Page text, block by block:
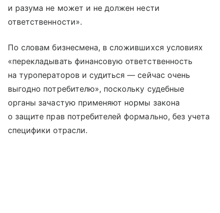
и разума не может и не должен нести
ответственности».
По словам бизнесмена, в сложившихся условиях
«перекладывать финансовую ответственность
на туроператоров и судиться — сейчас очень
выгодно потребителю», поскольку судебные
органы зачастую применяют нормы закона
о защите прав потребителей формально, без учета
специфики отрасли.